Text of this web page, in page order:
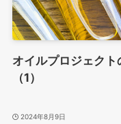
オイルプロジェク
（1）
2024年8月9日